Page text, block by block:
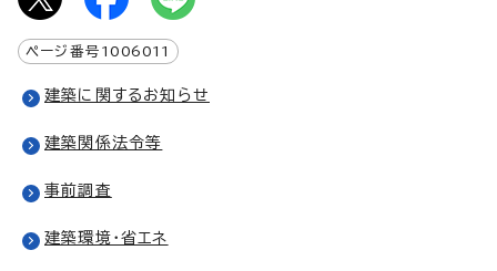
ページ番号 1006011
建築に関するお知らせ
建築関係法令等
事前調査
建築環境・省エネ